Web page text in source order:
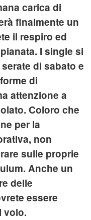
carica di
finalmente un
il respiro ed
I single si
di sabato e
di
attenzione a
Coloro che
per la
non
sulle proprie
Anche un
delle
essere
volo.